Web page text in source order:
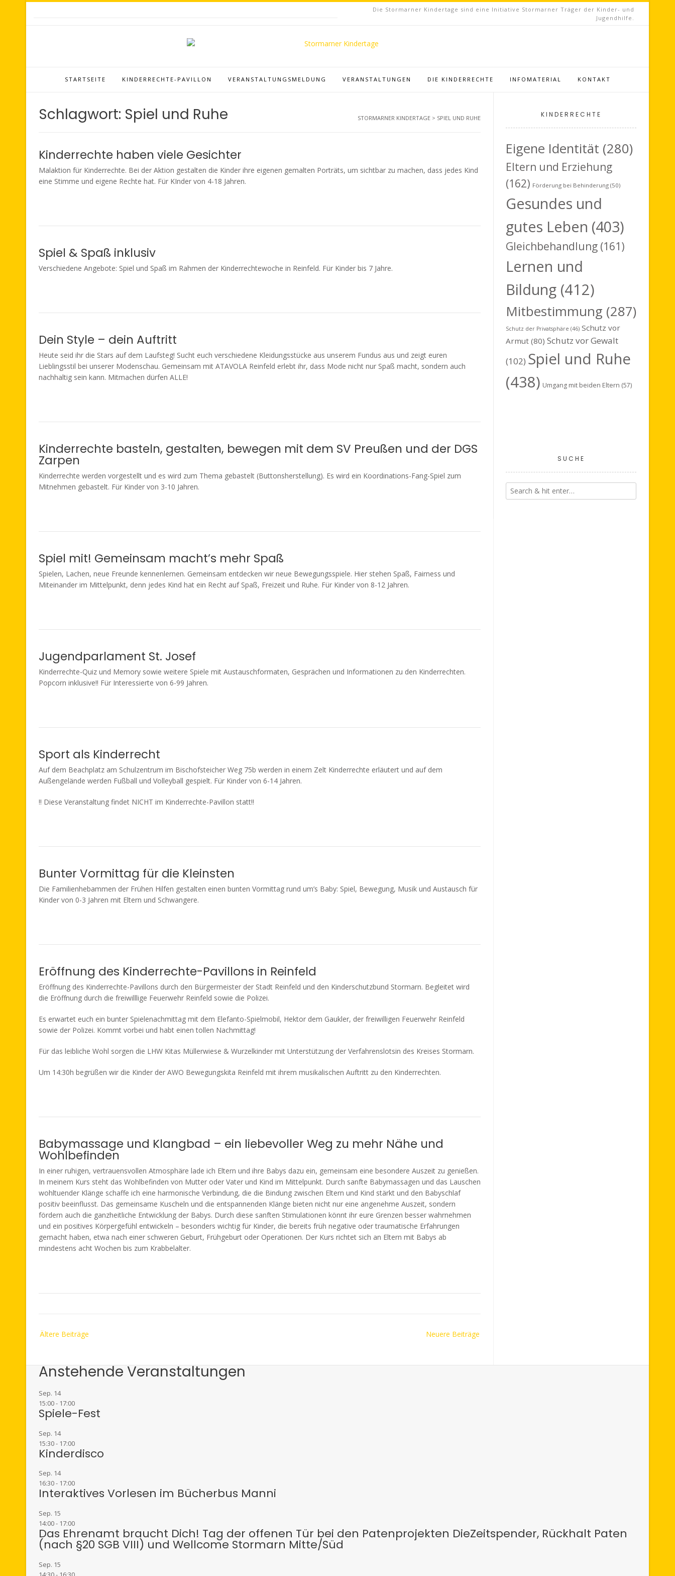
Die Stormarner Kindertage sind eine Initiative Stormarner Träger der Kinder- und
Jugendhilfe.
STARTSEITE KINDERRECHTE-PAVILLON VERANSTALTUNGSMELDUNG VERANSTALTUNGEN DIE KINDERRECHTE INFOMATERIAL KONTAKT
Schlagwort: Spiel und Ruhe STORMARNER KINDERTAGE > SPIEL UND RUHE
Kinderrechte haben viele Gesichter
Malaktion für Kinderrechte. Bei der Aktion gestalten die Kinder ihre eigenen gemalten Porträts, um sichtbar zu machen, dass jedes Kind
eine Stimme und eigene Rechte hat. Für KInder von 4-18 Jahren.
Spiel & Spaß inklusiv
Verschiedene Angebote: Spiel und Spaß im Rahmen der Kinderrechtewoche in Reinfeld. Für Kinder bis 7 Jahre.
Dein Style – dein Auftritt
Heute seid ihr die Stars auf dem Laufsteg! Sucht euch verschiedene Kleidungsstücke aus unserem Fundus aus und zeigt euren
Lieblingsstil bei unserer Modenschau. Gemeinsam mit ATAVOLA Reinfeld erlebt ihr, dass Mode nicht nur Spaß macht, sondern auch
nachhaltig sein kann. Mitmachen dürfen ALLE!
Kinderrechte basteln, gestalten, bewegen mit dem SV Preußen und der DGS
Zarpen
Kinderrechte werden vorgestellt und es wird zum Thema gebastelt (Buttonsherstellung). Es wird ein Koordinations-Fang-Spiel zum
Mitnehmen gebastelt. Für Kinder von 3-10 Jahren.
Spiel mit! Gemeinsam macht’s mehr Spaß
Spielen, Lachen, neue Freunde kennenlernen. Gemeinsam entdecken wir neue Bewegungsspiele. Hier stehen Spaß, Fairness und
Miteinander im Mittelpunkt, denn jedes Kind hat ein Recht auf Spaß, Freizeit und Ruhe. Für Kinder von 8-12 Jahren.
Jugendparlament St. Josef
Kinderrechte-Quiz und Memory sowie weitere Spiele mit Austauschformaten, Gesprächen und Informationen zu den Kinderrechten.
Popcorn inklusive!! Für Interessierte von 6-99 Jahren.
Sport als Kinderrecht
Auf dem Beachplatz am Schulzentrum im Bischofsteicher Weg 75b werden in einem Zelt Kinderrechte erläutert und auf dem
Außengelände werden Fußball und Volleyball gespielt. Für Kinder von 6-14 Jahren.
!! Diese Veranstaltung findet NICHT im Kinderrechte-Pavillon statt!!
Bunter Vormittag für die Kleinsten
Die Familienhebammen der Frühen Hilfen gestalten einen bunten Vormittag rund um’s Baby: Spiel, Bewegung, Musik und Austausch für
Kinder von 0-3 Jahren mit Eltern und Schwangere.
Eröffnung des Kinderrechte-Pavillons in Reinfeld
Eröffnung des Kinderrechte-Pavillons durch den Bürgermeister der Stadt Reinfeld und den Kinderschutzbund Stormarn. Begleitet wird
die Eröffnung durch die freiwilllige Feuerwehr Reinfeld sowie die Polizei.
Es erwartet euch ein bunter Spielenachmittag mit dem Elefanto-Spielmobil, Hektor dem Gaukler, der freiwilligen Feuerwehr Reinfeld
sowie der Polizei. Kommt vorbei und habt einen tollen Nachmittag!
Für das leibliche Wohl sorgen die LHW Kitas Müllerwiese & Wurzelkinder mit Unterstützung der Verfahrenslotsin des Kreises Stormarn.
Um 14:30h begrüßen wir die Kinder der AWO Bewegungskita Reinfeld mit ihrem musikalischen Auftritt zu den Kinderrechten.
Babymassage und Klangbad – ein liebevoller Weg zu mehr Nähe und
Wohlbefinden
In einer ruhigen, vertrauensvollen Atmosphäre lade ich Eltern und ihre Babys dazu ein, gemeinsam eine besondere Auszeit zu genießen.
In meinem Kurs steht das Wohlbefinden von Mutter oder Vater und Kind im Mittelpunkt. Durch sanfte Babymassagen und das Lauschen
wohltuender Klänge schaffe ich eine harmonische Verbindung, die die Bindung zwischen Eltern und Kind stärkt und den Babyschlaf
positiv beeinflusst. Das gemeinsame Kuscheln und die entspannenden Klänge bieten nicht nur eine angenehme Auszeit, sondern
fördern auch die ganzheitliche Entwicklung der Babys. Durch diese sanften Stimulationen könnt ihr eure Grenzen besser wahrnehmen
und ein positives Körpergefühl entwickeln – besonders wichtig für Kinder, die bereits früh negative oder traumatische Erfahrungen
gemacht haben, etwa nach einer schweren Geburt, Frühgeburt oder Operationen. Der Kurs richtet sich an Eltern mit Babys ab
mindestens acht Wochen bis zum Krabbelalter.
Beitragsnavigation
Ältere Beiträge Neuere Beiträge
KINDERRECHTE
Eigene Identität (280)
Eltern und Erziehung
(162) Förderung bei Behinderung (50)
Gesundes und
gutes Leben (403)
Gleichbehandlung (161)
Lernen und
Bildung (412)
Mitbestimmung (287)
Schutz der Privatsphäre (46) Schutz vor
Armut (80) Schutz vor Gewalt
(102) Spiel und Ruhe
(438) Umgang mit beiden Eltern (57)
SUCHE
Anstehende Veranstaltungen
Sep. 14
15:00- 17:00
Spiele-Fest
Sep. 14
15:30- 17:00
Kinderdisco
Sep. 14
16:30- 17:00
Interaktives Vorlesen im Bücherbus Manni
Sep. 15
14:00- 17:00
Das Ehrenamt braucht Dich! Tag der offenen Tür bei den Patenprojekten DieZeitspender, Rückhalt Paten
(nach §20 SGB VIII) und Wellcome Stormarn Mitte/Süd
Sep. 15